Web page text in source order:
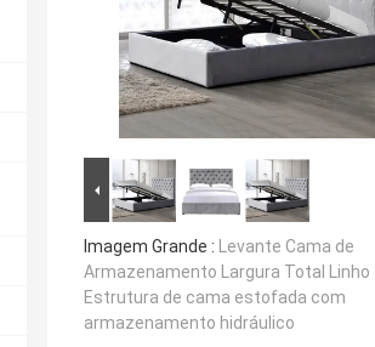
Imagem Grande : Levante Cama de
Armazenamento Largura Total Linho
Estrutura de cama estofada com
armazenamento hidráulico